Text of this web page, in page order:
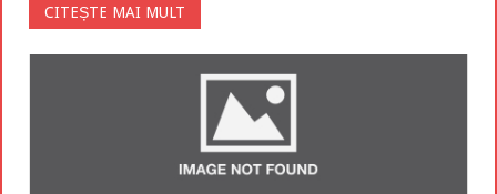
CITEȘTE MAI MULT